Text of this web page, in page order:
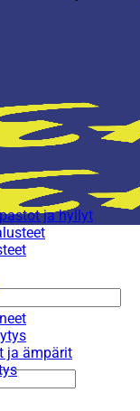
ja hyllyt
ja ämpärit